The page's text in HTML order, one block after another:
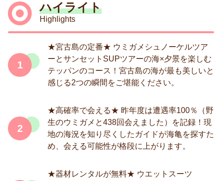
ハイライト
Highlights
1
★宮古島の定番★ ウミガメシュノーケルツア
ーとサンセットSUPツアーの海×夕景を楽しむ
テッパンのコース！宮古島の海が最も美しいと
感じる2つの瞬間をご堪能ください。
2
★高確率で会える★ 昨年度は遭遇率100％（野
生のウミガメと438回会えました）を記録！現
地の海況を知り尽くしたガイドが海亀を探すた
め、会える可能性が格段に上がります。
★器材レンタルが無料★ ウエットスーツ